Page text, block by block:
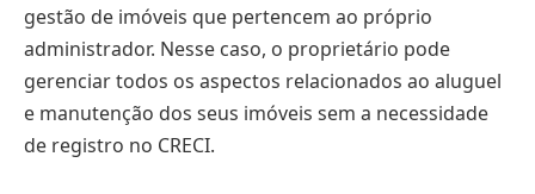
gestão de imóveis que pertencem ao próprio
administrador. Nesse caso, o proprietário pode
gerenciar todos os aspectos relacionados ao aluguel
e manutenção dos seus imóveis sem a necessidade
de registro no CRECI.